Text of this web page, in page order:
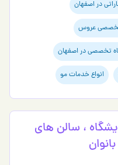
در اصفهان
عروس
تخصصی در اصفهان
انواع خدمات مو
، سالن های